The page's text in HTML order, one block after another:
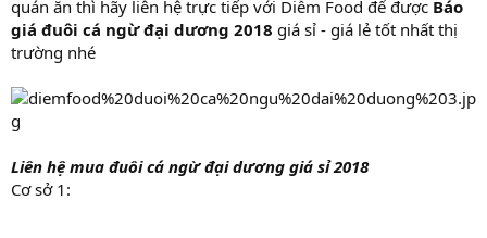
quán ăn thì hãy liên hệ trực tiếp với Diễm Food để được Báo
giá đuôi cá ngừ đại dương 2018 giá sỉ - giá lẻ tốt nhất thị
trường nhé
Liên hệ mua đuôi cá ngừ đại dương giá sỉ 2018
Cơ sở 1: